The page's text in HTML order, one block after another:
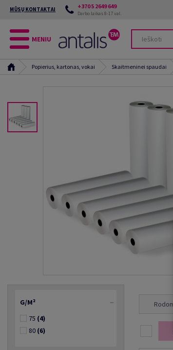
MŪSŲ KONTAKTAI +370 5 2649 649
Darbo laikas 8-17 val.
MENIU
Popierius, kartonas, vokai Skaitmeninei spaudai
G/M²
75 (4)
80 (6)